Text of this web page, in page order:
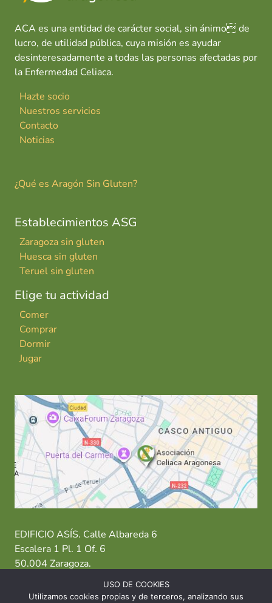
ACA es una entidad de carácter social, sin ánimo de
lucro, de utilidad pública, cuya misión es ayudar
desinteresadamente a todas las personas afectadas por
la Enfermedad Celiaca.
Hazte socio
Nuestros servicios
Contacto
Noticias
¿Qué es Aragón Sin Gluten?
Establecimientos ASG
Zaragoza sin gluten
Huesca sin gluten
Teruel sin gluten
Elige tu actividad
Comer
Comprar
Dormir
Jugar
EDIFICIO ASÍS. Calle Albareda 6
Escalera 1 Pl. 1 Of. 6
50.004 Zaragoza.
T: 976 484 949 M: 635 638 563
USO DE COOKIES
Utilizamos cookies propias y de terceros, analizando sus